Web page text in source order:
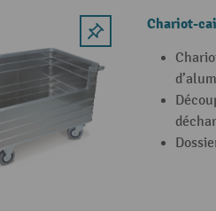
Chariot-